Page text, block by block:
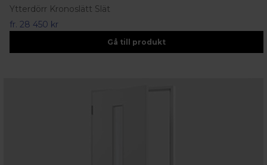
Ytterdörr Kronoslätt Slät
fr. 28 450 kr
Gå till produkt